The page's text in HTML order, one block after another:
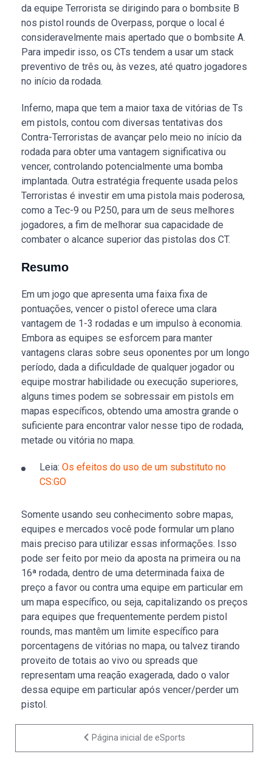
da equipe Terrorista se dirigindo para o bombsite B
nos pistol rounds de Overpass, porque o local é
consideravelmente mais apertado que o bombsite A.
Para impedir isso, os CTs tendem a usar um stack
preventivo de três ou, às vezes, até quatro jogadores
no início da rodada.
Inferno, mapa que tem a maior taxa de vitórias de Ts
em pistols, contou com diversas tentativas dos
Contra-Terroristas de avançar pelo meio no início da
rodada para obter uma vantagem significativa ou
vencer, controlando potencialmente uma bomba
implantada. Outra estratégia frequente usada pelos
Terroristas é investir em uma pistola mais poderosa,
como a Tec-9 ou P250, para um de seus melhores
jogadores, a fim de melhorar sua capacidade de
combater o alcance superior das pistolas dos CT.
Resumo
Em um jogo que apresenta uma faixa fixa de
pontuações, vencer o pistol oferece uma clara
vantagem de 1-3 rodadas e um impulso à economia.
Embora as equipes se esforcem para manter
vantagens claras sobre seus oponentes por um longo
período, dada a dificuldade de qualquer jogador ou
equipe mostrar habilidade ou execução superiores,
alguns times podem se sobressair em pistols em
mapas específicos, obtendo uma amostra grande o
suficiente para encontrar valor nesse tipo de rodada,
metade ou vitória no mapa.
Leia: Os efeitos do uso de um substituto no
CS:GO
Somente usando seu conhecimento sobre mapas,
equipes e mercados você pode formular um plano
mais preciso para utilizar essas informações. Isso
pode ser feito por meio da aposta na primeira ou na
16ª rodada, dentro de uma determinada faixa de
preço a favor ou contra uma equipe em particular em
um mapa específico, ou seja, capitalizando os preços
para equipes que frequentemente perdem pistol
rounds, mas mantêm um limite específico para
porcentagens de vitórias no mapa, ou talvez tirando
proveito de totais ao vivo ou spreads que
representam uma reação exagerada, dado o valor
dessa equipe em particular após vencer/perder um
pistol.
Página inicial de eSports